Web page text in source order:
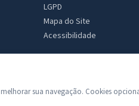
LGPD
Mapa do Site
Acessibilidade
sua navegação. Cookies